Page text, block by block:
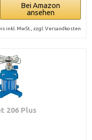
Bei Amazon
ansehen
inkl. MwSt., zzgl. Versandkosten
206 Plus